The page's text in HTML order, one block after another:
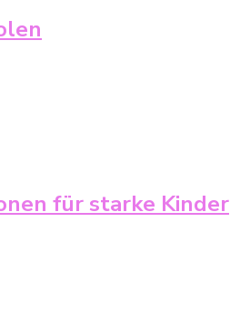
für starke Kinder